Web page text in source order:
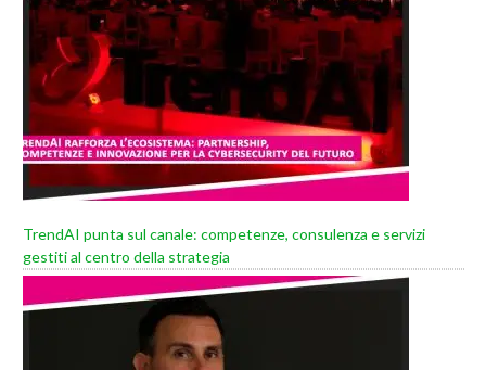
TrendAI punta sul canale: competenze, consulenza e servizi
gestiti al centro della strategia